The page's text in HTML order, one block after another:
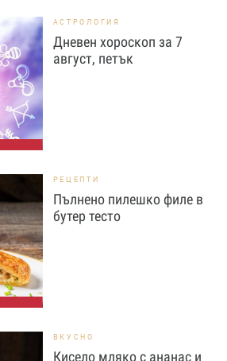
АСТРОЛОГИЯ
Дневен хороскоп за 7
август, петък
РЕЦЕПТИ
Пълнено пилешко филе в
бутер тесто
ВКУСНО
Кисело мляко с ананас и